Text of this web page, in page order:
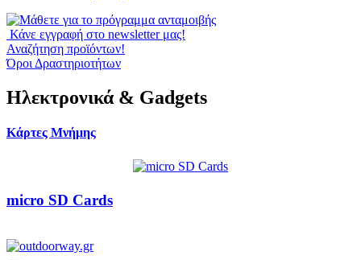
Κάνε εγγραφή στο newsletter μας!
Αναζήτηση προϊόντων!
Όροι Δραστηριοτήτων
Ηλεκτρονικά & Gadgets
Κάρτες Μνήμης
micro SD Cards